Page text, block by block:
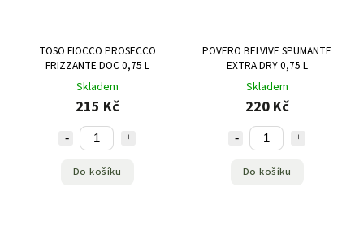
TOSO FIOCCO PROSECCO
FRIZZANTE DOC 0,75 L
Skladem
215 Kč
Do košíku
POVERO BELVIVE SPUMANTE
EXTRA DRY 0,75 L
Skladem
220 Kč
Do košíku